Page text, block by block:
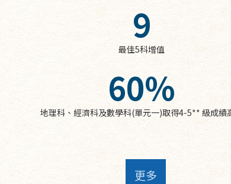
9
最佳5科增值
60%
地理科、經濟科及數學科(單元一)取得4-5** 級成績
更多